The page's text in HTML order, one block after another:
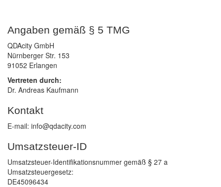
Angaben gemäß § 5 TMG
QDAcity GmbH
Nürnberger Str. 153
91052 Erlangen
Vertreten durch:
Dr. Andreas Kaufmann
Kontakt
E-mail: info@qdacity.com
Umsatzsteuer-ID
Umsatzsteuer-Identifikationsnummer gemäß § 27 a
Umsatzsteuergesetz:
DE45096434